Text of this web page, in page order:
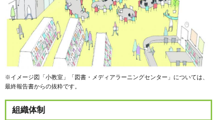
※イメージ図「小教室」「図書・メディアラーニングセンター」については、
最終報告書からの抜粋です。
組織体制